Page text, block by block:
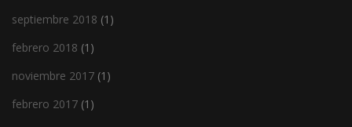
septiembre 2018 (1)
febrero 2018 (1)
noviembre 2017 (1)
febrero 2017 (1)